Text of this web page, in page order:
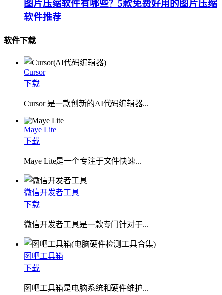
图片压缩软件有哪些？5款免费好用的图片压缩
软件推荐
软件下载
Cursor
下载
Cursor 是一款创新的AI代码编辑器...
Maye Lite
下载
​Maye Lite是一个专注于文件快速...
微信开发者工具
下载
微信开发者工具是一款专门针对于...
图吧工具箱
下载
图吧工具箱是电脑系统和硬件维护...